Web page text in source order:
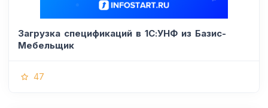
Загрузка спецификаций в 1С:УНФ из Базис-
Мебельщик
47